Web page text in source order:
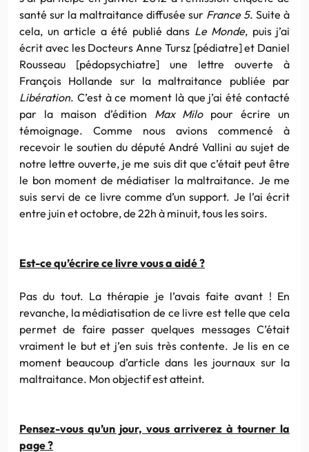
santé sur la maltraitance diffusée sur France 5. Suite à
cela, un article a été publié dans Le Monde, puis j’ai
écrit avec les Docteurs Anne Tursz [pédiatre] et Daniel
Rousseau [pédopsychiatre] une lettre ouverte à
François Hollande sur la maltraitance publiée par
Libération. C’est à ce moment là que j’ai été contacté
par la maison d’édition Max Milopour écrire un
témoignage. Comme nous avions commencé à
recevoir le soutien du député André Vallini au sujet de
notre lettre ouverte, je me suis dit que c’était peut être
le bon moment de médiatiser la maltraitance. Je me
suis servi de ce livre comme d’un support. Je l’ai écrit
entre juin et octobre, de 22h à minuit, tous les soirs.
Est-ce qu’écrire ce livre vous a aidé ?
Pas du tout. La thérapie je l’avais faite avant ! En
revanche, la médiatisation de ce livre est telle que cela
permet de faire passer quelques messages C’était
vraiment le but et j’en suis très contente. Je lis en ce
moment beaucoup d’article dans les journaux sur la
maltraitance. Mon objectif est atteint.
Pensez-vous qu’un jour, vous arriverez à tourner la
page ?